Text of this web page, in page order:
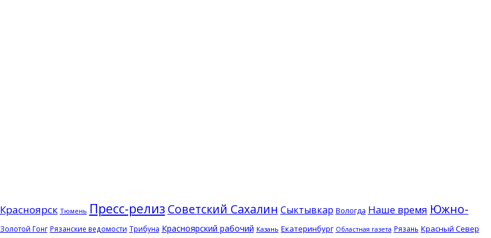
Красноярск Тюмень Пресс-релиз Советский Сахалин Сыктывкар Вологда Наше время Южно-
Золотой Гонг Рязанские ведомости Трибуна Красноярский рабочий Казань Екатеринбург Областная газета Рязань Красный Север